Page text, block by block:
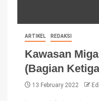
ARTIKEL REDAKSI
Kawasan
(Bagian
13 February 2022